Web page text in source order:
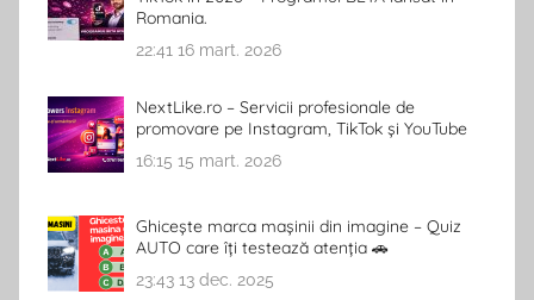
Romania.
22:41 16 mart. 2026
NextLike.ro – Servicii profesionale de
promovare pe Instagram, TikTok și YouTube
16:15 15 mart. 2026
Ghicește marca mașinii din imagine – Quiz
AUTO care îți testează atenția 🚗
23:43 13 dec. 2025